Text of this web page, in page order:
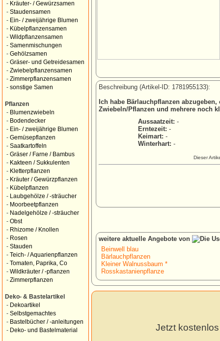
- Kräuter- / Gewürzsamen
- Staudensamen
- Ein- / zweijährige Blumen
- Kübelpflanzensamen
- Wildpflanzensamen
- Samenmischungen
- Gehölzsamen
- Gräser- und Getreidesamen
- Zwiebelpflanzensamen
- Zimmerpflanzensamen
- sonstige Samen
Pflanzen
- Blumenzwiebeln
- Bodendecker
- Ein- / zweijährige Blumen
- Gemüsepflanzen
- Saatkartoffeln
- Gräser / Farne / Bambus
- Kakteen / Sukkulenten
- Kletterpflanzen
- Kräuter / Gewürzpflanzen
- Kübelpflanzen
-
Laubgehölze / -sträucher
- Moorbeetpflanzen
- Nadelgehölze / -sträucher
- Obst
- Rhizome / Knollen
- Rosen
- Stauden
- Teich- / Aquarienpflanzen
- Tomaten, Paprika, Co
- Wildkräuter / -pflanzen
- Zimmerpflanzen
Deko- & Bastelartikel
- Dekoartikel
- Selbstgemachtes
- Bastelbücher / -anleitungen
- Deko- und Bastelmaterial
Beschreibung (Artikel-ID: 1781955133):
Ich habe Bärlauchpflanzen
Zwiebeln/Pflanzen und mehrere noch
Aussaatzeit: -
Erntezeit: -
Keimart: -
Winterhart: -
Dieser
weitere aktuelle Angebote von
Beinwell blau
Bärlauchpflanzen
Kleiner Walnussbaum *
Rosskastanienpflanze
Jetzt